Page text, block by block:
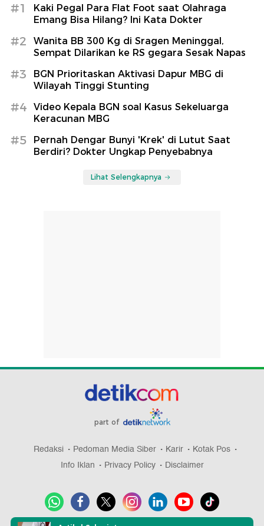
#1
Kaki Pegal Para Flat Foot saat Olahraga
Emang Bisa Hilang? Ini Kata Dokter
#2
Wanita BB 300 Kg di Sragen Meninggal,
Sempat Dilarikan ke RS gegara Sesak Napas
#3
BGN Prioritaskan Aktivasi Dapur MBG di
Wilayah Tinggi Stunting
#4
Video Kepala BGN soal Kasus Sekeluarga
Keracunan MBG
#5
Pernah Dengar Bunyi 'Krek' di Lutut Saat
Berdiri? Dokter Ungkap Penyebabnya
Lihat Selengkapnya
part of
Redaksi Pedoman Media Siber Karir
Kotak Pos
Info Iklan
Privacy Policy Disclaimer